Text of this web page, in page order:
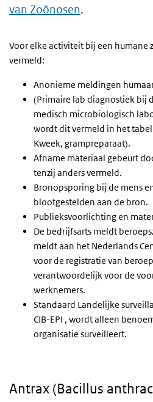
van Zoönosen.
Voor elke activiteit bij een humane
vermeld:
Anonieme meldingen
(Primaire lab diagnostiek bij
medisch microbiologisch
wordt dit vermeld in het
Kweek, grampreparaat).
Afname materiaal gebeurt
tenzij anders vermeld.
Bronopsporing bij de mens
blootgestelden aan de bron.
Publieksvoorlichting en
De bedrijfsarts meldt
meldt aan het Nederlands
voor de registratie van
verantwoordelijk voor de
werknemers.
Standaard Landelijke
CIB-EPI , wordt alleen
organisatie surveilleert.
Antrax (Bacillus